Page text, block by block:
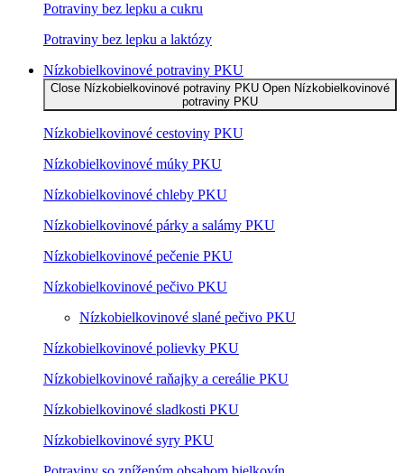
Potraviny bez lepku a cukru
Potraviny bez lepku a laktózy
Nízko­bielkovinové potraviny PKU
Close Nízko­bielkovinové potraviny PKU Open Nízko­bielkovinové
potraviny PKU
Nízko­bielkovinové cestoviny PKU
Nízko­bielkovinové múky PKU
Nízkobielkovinové chleby PKU
Nízkobielkovinové párky a salámy PKU
Nízkobielkovinové pečenie PKU
Nízkobielkovinové pečivo PKU
Nízkobielkovinové slané pečivo PKU
Nízkobielkovinové polievky PKU
Nízkobielkovinové raňajky a cereálie PKU
Nízkobielkovinové sladkosti PKU
Nízkobielkovinové syry PKU